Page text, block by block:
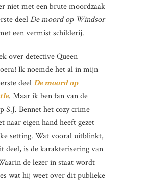
niet met een brute moordzaak
deelDe moord op Windsor
een vermist schilderij.
over detective Queen
Ik noemde het al in mijn
deelDe moord op
. Maar ik ben fan van de
S.J. Bennet het cozy crime
naar eigen hand heeft gezet
setting. Wat vooral uitblinkt,
deel, is de karakterisering van
de lezer in staat wordt
wat hij weet over dit publieke